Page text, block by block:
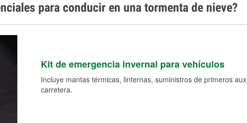
para conducir en una tormenta de nieve?
Kit de emergencia invernal para vehículos
Incluye mantas térmicas, linternas, suministros de primeros
carretera.